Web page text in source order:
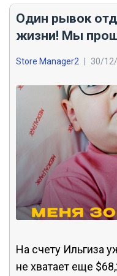
Один рывок
жизни! Мы
Store Manager2 | 30/
На счету Ильгиза
не хватает еще